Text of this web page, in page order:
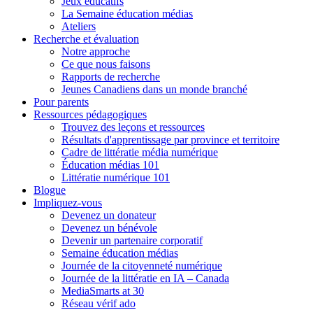
La Semaine éducation médias
Ateliers
Recherche et évaluation
Notre approche
Ce que nous faisons
Rapports de recherche
Jeunes Canadiens dans un monde branché
Pour parents
Ressources pédagogiques
Trouvez des leçons et ressources
Résultats d'apprentissage par province et territoire
Cadre de littératie média numérique
Éducation médias 101
Littératie numérique 101
Blogue
Impliquez-vous
Devenez un donateur
Devenez un bénévole
Devenir un partenaire corporatif
Semaine éducation médias
Journée de la citoyenneté numérique
Journée de la littératie en IA – Canada
MediaSmarts at 30
Réseau vérif ado